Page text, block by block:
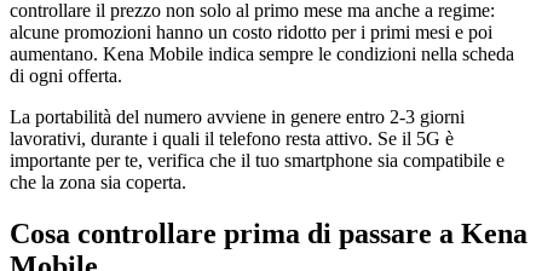
controllare il prezzo non solo al primo mese ma anche a regime:
alcune promozioni hanno un costo ridotto per i primi mesi e poi
aumentano. Kena Mobile indica sempre le condizioni nella scheda
di ogni offerta.
La portabilità del numero avviene in genere entro 2-3 giorni
lavorativi, durante i quali il telefono resta attivo. Se il 5G è
importante per te, verifica che il tuo smartphone sia compatibile e
che la zona sia coperta.
Cosa controllare prima di passare a Kena